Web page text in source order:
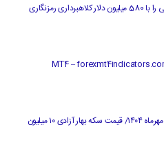
مقامات تایلندی ملی پرتغالی را با 580 میلیون دلار کلاهبرداری رمزنگاری
قیمت جدید طلا و سکه ۱۲ مهرماه ۱۴۰۴/ قیمت سکه بهار آزادی ۱۰ میلیون